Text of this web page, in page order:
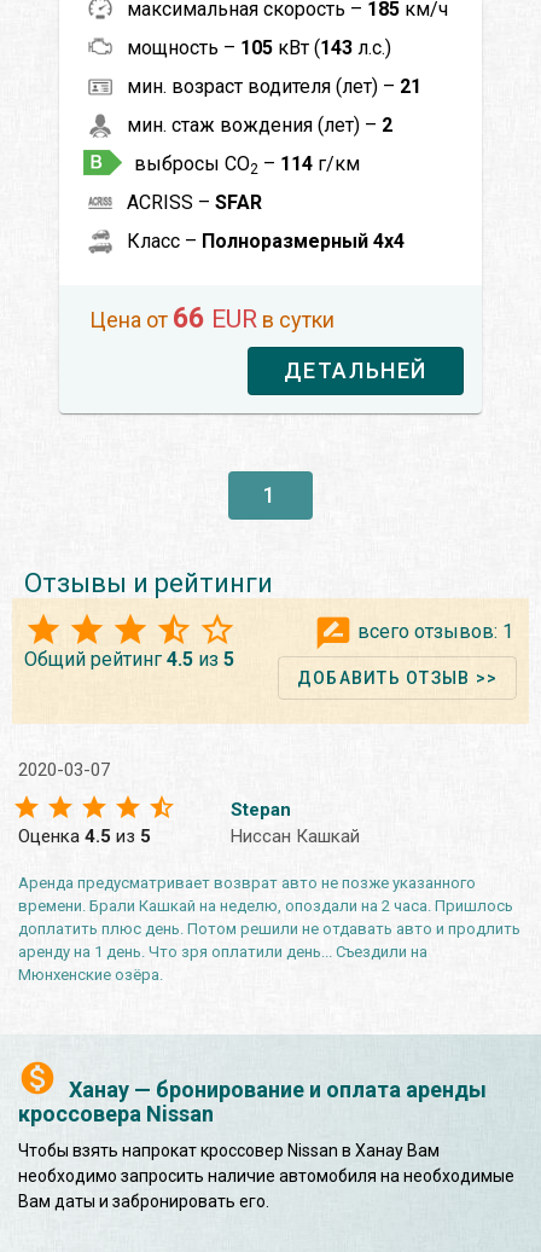
Ханау — бронирование и оплата аренды
кроссовера Nissan
Чтобы взять напрокат кроссовер Nissan в Ханау Вам
необходимо запросить наличие автомобиля на необходимые
Вам даты и забронировать его.
максимальная скорость – 185 км/ч
мощность – 105 кВт (143 л.с.)
мин. возраст водителя (лет) – 21
мин. стаж вождения (лет) – 2
выбросы CO2 – 114 г/км
ACRISS – SFAR
Класс – Полноразмерный 4x4
Цена от 66 EUR в сутки
ДЕТАЛЬНЕЙ
1
Отзывы и рейтинги
Общий рейтинг 4.5 из 5
всего отзывов: 1
ДОБАВИТЬ ОТЗЫВ >>
2020-03-07
Оценка 4.5 из 5
Stepan
Ниссан Кашкай
Аренда предусматривает возврат авто не позже указанного
времени. Брали Кашкай на неделю, опоздали на 2 часа. Пришлось
доплатить плюс день. Потом решили не отдавать авто и продлить
аренду на 1 день. Что зря оплатили день... Съездили на
Мюнхенские озёра.